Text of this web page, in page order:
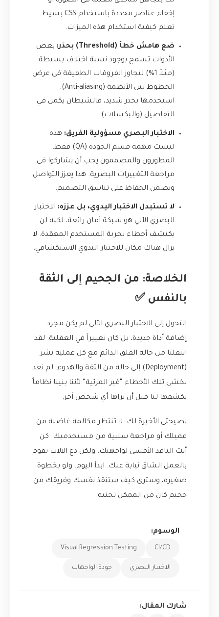
إخفاء عناصر محددة باستخدام CSS بسيط.
تعلم كيفية استخدام هذه الميزات.
ضع هامش خطأ (Threshold) بحذر:
بعض
الأدوات تسمح بوجود نسبة اختلاف بسيطة
(مثلاً 1%) لتجاوز الفروقات الطفيفة في عرض
الخطوط بين الأنظمة (Anti-aliasing).
استخدمها بحذر شديد، فالشيطان يكمن في
التفاصيل (والبكسلات).
الاختبار البصري مسؤولية الفريق: هذه
ليست مهمة قسم الجودة (QA) فقط.
المطورون والمصممون يجب أن يشاركوا في
مراجعة التغييرات البصرية. هذا يعزز التواصل
ويضمن الحفاظ على تناسق التصميم.
لا تستبدل الاختبار اليدوي، بل عززه: الاختبار
البصري الآلي هو شبكة أمان رائعة، لكنه لن
يكتشف أخطاء تجربة المستخدم المعقدة. لا
يزال هناك مكان للاختبار اليدوي الاستكشافي.
الخلاصة: من الجحيم إلى الثقة
بالنفس ✅
التحول إلى الاختبار البصري الآلي لم يكن مجرد
إضافة أداة جديدة، بل كان تغييراً في العقلية. لقد
انتقلنا من حالة القلق الدائم مع كل عملية نشر
(Deployment) إلى حالة من الثقة والهدوء. لم نعد
نخشى تلك الأخطاء “غير المرئية” لأننا بنينا نظاماً
يكشفها لنا قبل أن يراها أي شخص آخر.
نصيحتي الأخيرة لك: لا تنتظر مكالمة غاضبة من
عميلك أو مراجعة سلبية من مستخدميك. كن
أنت الناقد الأقسى لواجهتك، ولكن دع الآلات تقوم
بالعمل الشاق نيابة عنك. ابدأ اليوم، ولو بخطوة
صغيرة، وسترى كيف ستنقذ نفسك وفريقك من
جحيم كان من الممكن تجنبه.
الوسوم:
CI/CD
Visual Regression Testing
الاختبار البصري جودة الواجهات
شارك المقال: